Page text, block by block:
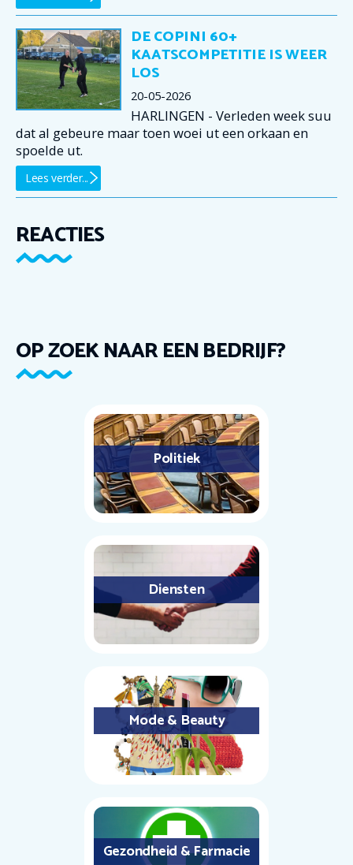
DE COPINI 60+
KAATSCOMPETITIE IS WEER
LOS
20-05-2026
HARLINGEN - Verleden week suu
dat al gebeure maar toen woei ut een orkaan en
spoelde ut.
Lees verder...
REACTIES
OP ZOEK NAAR EEN BEDRIJF?
Politiek
Diensten
Mode & Beauty
Gezondheid & Farmacie